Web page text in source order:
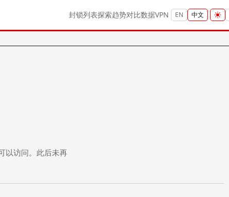
封锁列表探索趋势对比数据VPN EN 中文
以访问。此后未再